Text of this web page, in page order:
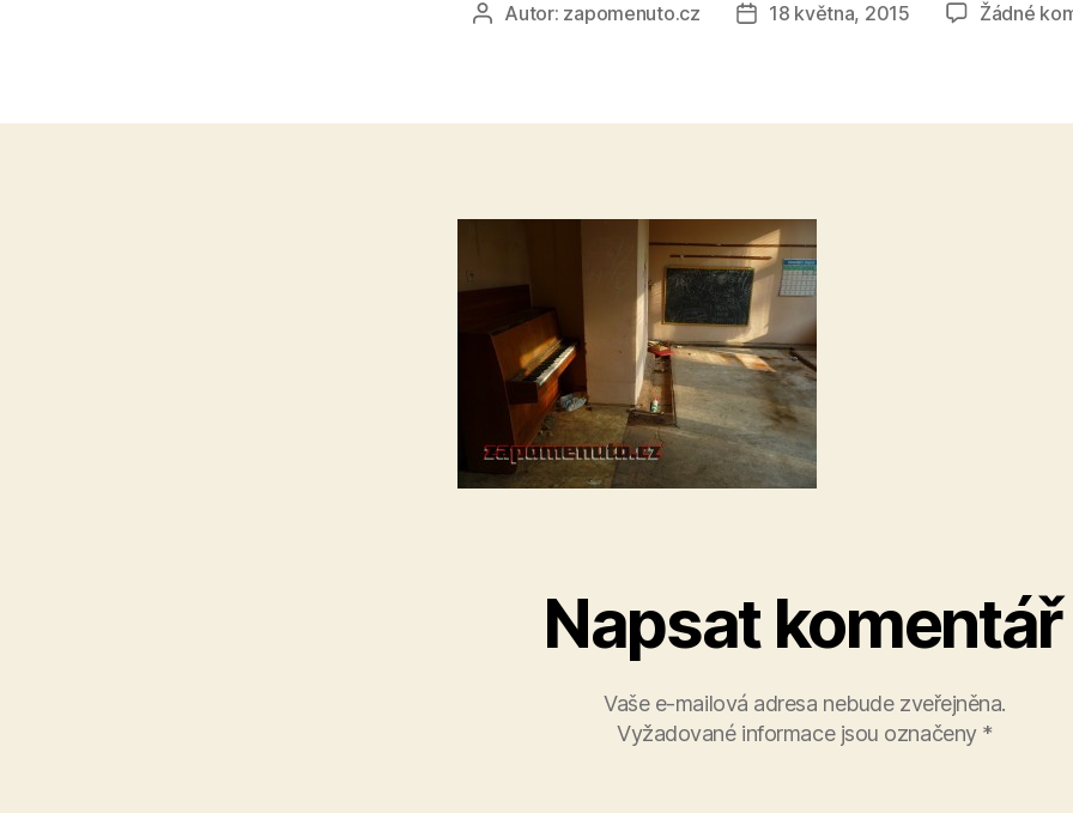
AutorAutor: zapomenuto.cz
Datum
18 května, 2015 Žádné
Napsat komentář
Vaše e-mailová adresa nebude zveřejněna.
Vyžadované informace jsou označeny *